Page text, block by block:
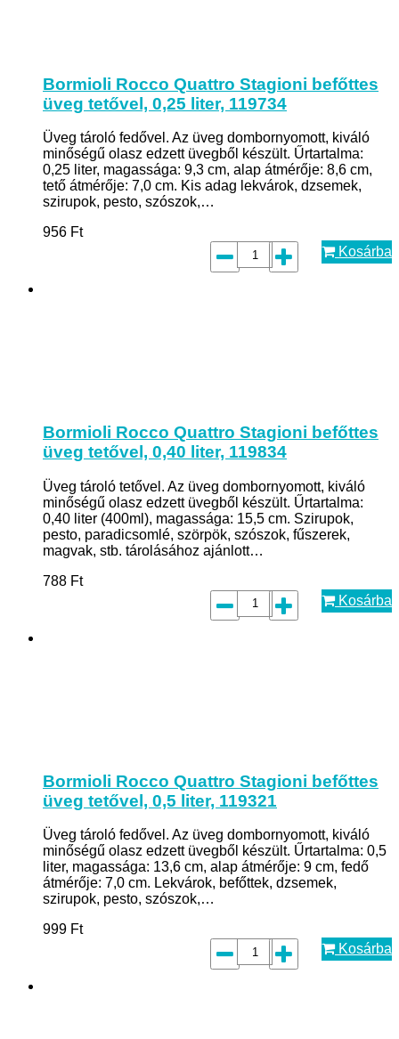
Bormioli Rocco Quattro Stagioni befőttes
üveg tetővel, 0,25 liter, 119734
Üveg tároló fedővel. Az üveg dombornyomott, kiváló
minőségű olasz edzett üvegből készült. Űrtartalma:
0,25 liter, magassága: 9,3 cm, alap átmérője: 8,6 cm,
tető átmérője: 7,0 cm. Kis adag lekvárok, dzsemek,
szirupok, pesto, szószok,…
956 Ft
Kosárba
Bormioli Rocco Quattro Stagioni befőttes
üveg tetővel, 0,40 liter, 119834
Üveg tároló tetővel. Az üveg dombornyomott, kiváló
minőségű olasz edzett üvegből készült. Űrtartalma:
0,40 liter (400ml), magassága: 15,5 cm. Szirupok,
pesto, paradicsomlé, szörpök, szószok, fűszerek,
magvak, stb. tárolásához ajánlott…
788 Ft
Kosárba
Bormioli Rocco Quattro Stagioni befőttes
üveg tetővel, 0,5 liter, 119321
Üveg tároló fedővel. Az üveg dombornyomott, kiváló
minőségű olasz edzett üvegből készült. Űrtartalma: 0,5
liter, magassága: 13,6 cm, alap átmérője: 9 cm, fedő
átmérője: 7,0 cm. Lekvárok, befőttek, dzsemek,
szirupok, pesto, szószok,…
999 Ft
Kosárba